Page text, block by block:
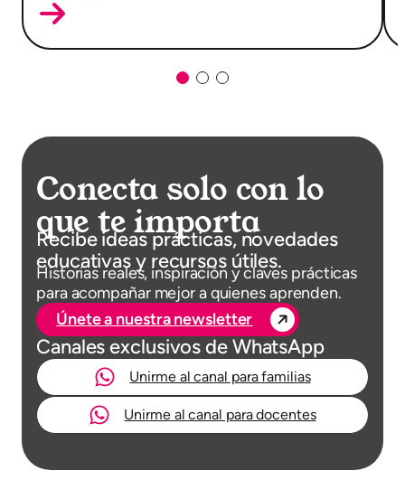
Conecta solo con lo
que te importa
Recibe ideas prácticas, novedades
educativas y recursos útiles.
Historias reales, inspiración y claves prácticas
para acompañar mejor a quienes aprenden.
Únete a nuestra newsletter
Canales exclusivos de WhatsApp
Unirme al canal para familias
Unirme al canal para docentes